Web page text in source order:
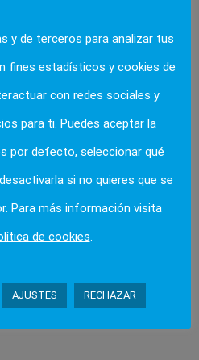
y de terceros para analizar tus
fines estadísticos y cookies de
con redes sociales y
para ti. Puedes aceptar la
por defecto, seleccionar qué
si no quieres que se
Para más información visita
de cookies.
AJUSTES RECHAZAR